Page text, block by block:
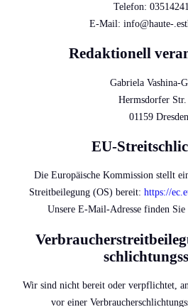
Telefon:
E-Mail: info@haute-
Redaktionell
Gabriela Vashina-
Hermsdorfer
01159 Dresden
EU-
Die Europäische Kommission stellt
Streitbeilegung (OS) bereit: https://
Unsere E-Mail-Adresse finden
Wir sind nicht bereit oder verpflichtet,
vor einer